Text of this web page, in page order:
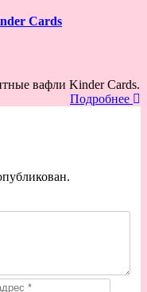
Cards
вафли Kinder Cards.
Подробнее